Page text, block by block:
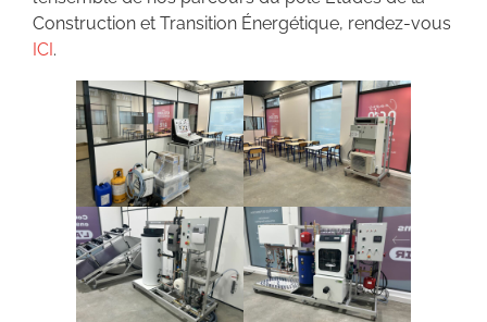
Construction et Transition Énergétique, rendez-vous
ICI .